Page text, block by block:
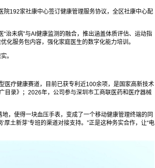
192家社康中心签订健康管理服务协议，全区社康中心配
治未病”与AI健康监测的融合，推出涵盖体质评估、运动指
化服务包内容，强化家庭医生的数字化能力培训。
。
医疗健康赛道，目前已获专利近100余项，是国家高新技术
目录》；2026年，公司参与深圳市工商联医药和医疗器械
，使得一块血压手表，变成了一个移动健康管理终端的同
土新芽’专班的渠道对接支持。”正是这种务实合作，让“电